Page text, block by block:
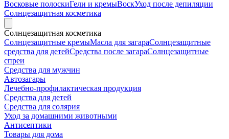
Восковые полоскиГели и кремыВоскУход после депиляции
Солнцезащитная косметика
Солнцезащитная косметика
Солнцезащитные кремыМасла для загараСолнцезащитные
средства для детейСредства после загараСолнцезащитные
спреи
Средства для мужчин
Автозагары
Лечебно-профилактическая продукция
Средства для детей
Средства для солярия
Уход за домашними животными
Антисептики
Товары для дома